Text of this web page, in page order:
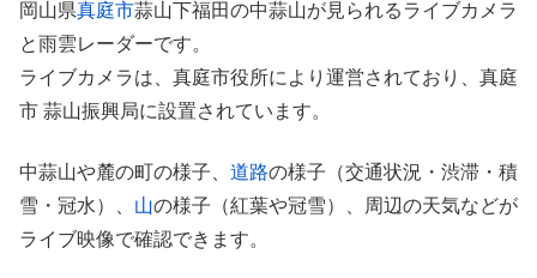
岡山県真庭市蒜山下福田の中蒜山が見られるライブカメラ
と雨雲レーダーです。
ライブカメラは、真庭市役所により運営されており、真庭
市 蒜山振興局に設置されています。
中蒜山や麓の町の様子、 道路の様子（交通状況・渋滞・積
雪・冠水）、 山の様子（紅葉や冠雪）、周辺の天気などが
ライブ映像で確認できます。